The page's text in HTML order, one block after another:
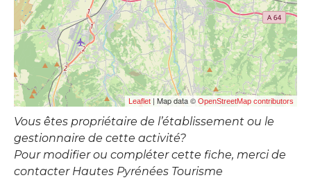
Leaflet | Map data © OpenStreetMap contributors
Vous êtes propriétaire de l’établissement ou le
gestionnaire de cette activité?
Pour modifier ou compléter cette fiche, merci de
contacter Hautes Pyrénées Tourisme